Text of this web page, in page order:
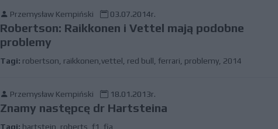
Przemysław Kempiński 03.07.2014r.
Robertson: Raikkonen i Vettel mają podobne
problemy
Tagi: robertson raikkonen,vettel red bull ferrari problemy 2014
Przemysław Kempiński 18.01.2013r.
Znamy następcę dr Hartsteina
Tagi: hartstein roberts f1 fia